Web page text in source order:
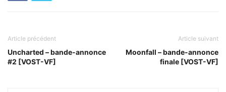
Article précédent
Uncharted – bande-annonce
#2 [VOST-VF]
Article suivant
Moonfall – bande-annonce
finale [VOST-VF]